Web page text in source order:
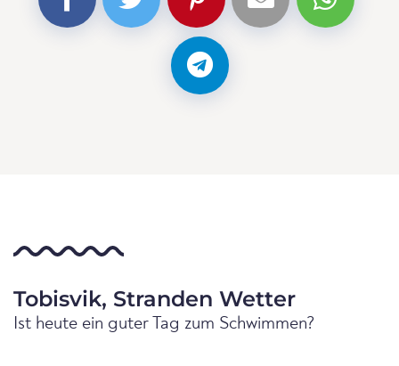
Tobisvik, Stranden Wetter
Ist heute ein guter Tag zum Schwimmen?